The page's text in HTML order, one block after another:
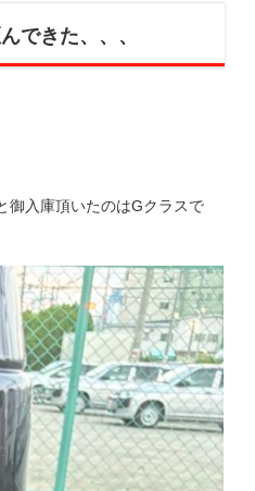
できた、、、
御入庫頂いたのはGクラスで